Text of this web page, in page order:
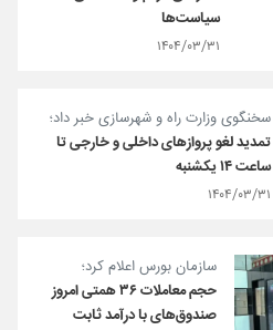
سیاست‌ها
۱۴۰۴/۰۳/۳۱
سخنگوی وزارت راه و شهرسازی خبر داد؛
تمدید لغو پروازهای داخلی و خارجی تا
ساعت ۱۴ یکشنبه
۱۴۰۴/۰۳/۳۱
سازمان بورس اعلام کرد؛
حجم معاملات ۳۶ همتی امروز
صندوق‌های با درآمد ثابت